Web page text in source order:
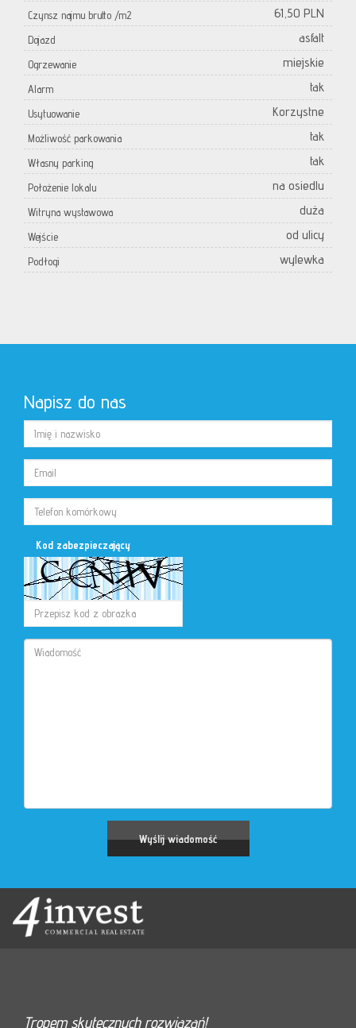
Czynsz najmu brutto /m2 61,50 PLN
Dojazd asfalt
Ogrzewanie miejskie
Alarm tak
Usytuowanie Korzystne
Możliwość parkowania tak
Własny parking tak
Położenie lokalu na osiedlu
Witryna wystawowa duża
Wejście od ulicy
Podłogi wylewka
Napisz do nas
Kod zabezpieczający
Tropem skutecznych rozwiązań!